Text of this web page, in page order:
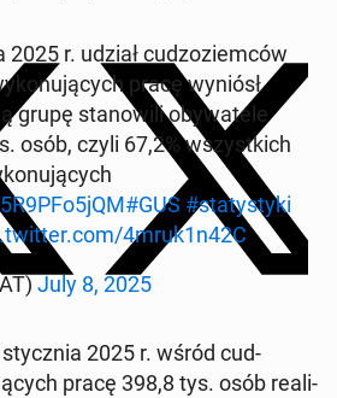
2025 r. udział cud­zoziem­ców
pracę wyniósł
grupę stanow­ili oby­wa­tele
osób, czyli 67,2% wszys­t­kich
#GUS #statysty­ki
4mruk1n42C
July 8, 2025
sty­cz­nia 2025 r. wśród cud­
pracę 398,8 tys. osób re­al­i­